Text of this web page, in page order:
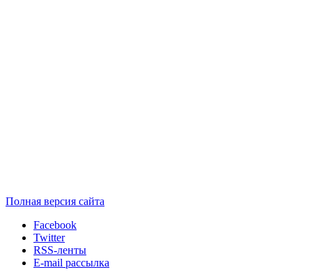
Полная версия сайта
Facebook
Twitter
RSS-ленты
E-mail рассылка